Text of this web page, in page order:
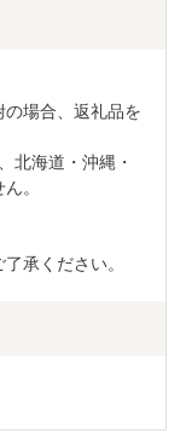
場合、返礼品を
北海道・沖縄・
。
承ください。